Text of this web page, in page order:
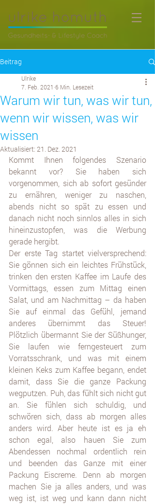
Beitrag
Warum wir tun, was wir tun,
wenn wir wissen, was wir
wissen
Ulrike
7. Feb. 2021 6 Min. Lesezeit
Aktualisiert: 21. Dez. 2021
Kommt Ihnen folgendes Szenario
bekannt vor? Sie haben sich
vorgenommen, sich ab sofort gesünder
zu ernähren, weniger zu naschen,
abends nicht so spät zu essen und
danach nicht noch sinnlos alles in sich
hineinzustopfen, was die Werbung
gerade hergibt.
Der erste Tag startet vielversprechend:
Sie gönnen sich ein leichtes Frühstück,
trinken den ersten Kaffee im Laufe des
Vormittags, essen zum Mittag einen
Salat, und am Nachmittag – da haben
Sie auf einmal das Gefühl, jemand
anderes übernimmt das Steuer!
Plötzlich übermannt Sie der Süßhunger,
Sie laufen wie ferngesteuert zum
Vorratsschrank, und was mit einem
kleinen Keks zum Kaffee begann, endet
damit, dass Sie die ganze Packung
wegputzen. Puh, das fühlt sich nicht gut
an. Sie fühlen sich schuldig, und
schwören sich, dass ab morgen alles
anders wird. Aber heute ist es ja eh
schon egal, also hauen Sie zum
Abendessen nochmal ordentlich rein
und beenden das Ganze mit einer
Packung Eiscreme. Denn ab morgen
machen Sie ja alles anders, und was
weg ist, ist weg und kann dann nicht